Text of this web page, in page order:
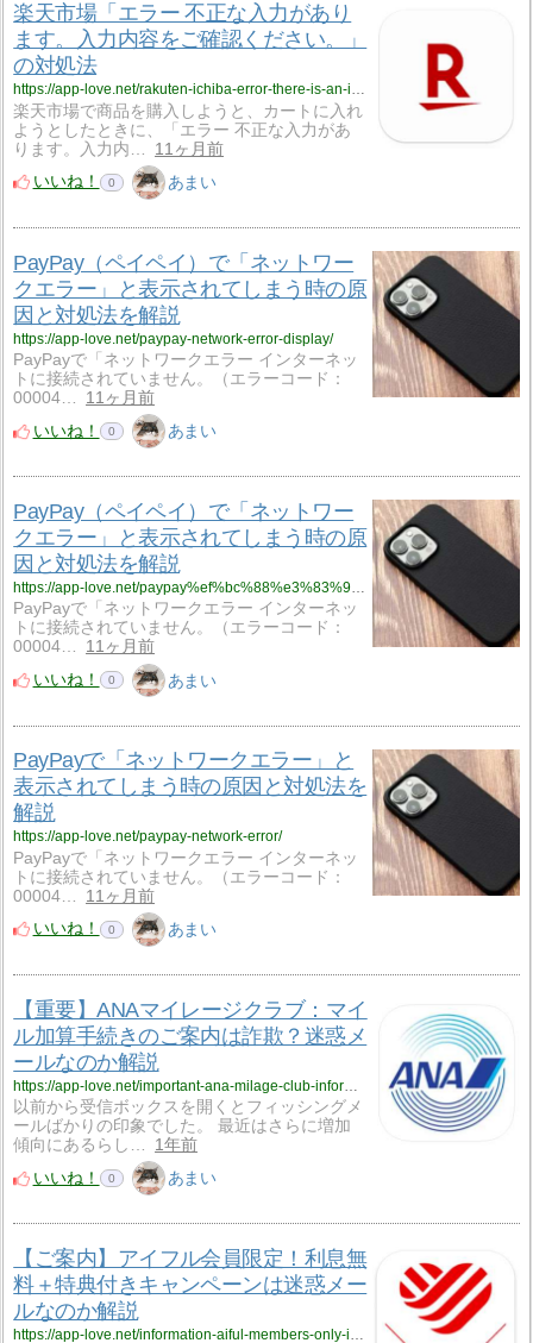
楽天市場「エラー 不正な入力があり
ます。入力内容をご確認ください。」
の対処法
https://app-love.net/rakuten-ichiba-error-there-is-an-invalid-input/
楽天市場で商品を購入しようと、カートに入れ
ようとしたときに、「エラー 不正な入力があ
ります。入力内…
11ヶ月前
いいね！
0 あまい
PayPay（ペイペイ）で「ネットワー
クエラー」と表示されてしまう時の原
因と対処法を解説
https://app-love.net/paypay-network-error-display/
PayPayで「ネットワークエラー インターネッ
トに接続されていません。（エラーコード：
00004…
11ヶ月前
いいね！
0 あまい
PayPay（ペイペイ）で「ネットワー
クエラー」と表示されてしまう時の原
因と対処法を解説
https://app-love.net/paypay%ef%bc%88%e3%83%9a%e3%82%a4%e3%83%9a%e3%82%a4%ef%bc%89%e3%81%a7%e3%80%8c%e3%83%8d%e3%83%83%e3%83%88%e3%83%af%e3%83%bc%e3%82%af%e3%82%a8%e3%83%a9%e3%83%bc%e3%80%8d%e3%81%a8%e8%a1%a8%e7%a4%ba/
PayPayで「ネットワークエラー インターネッ
トに接続されていません。（エラーコード：
00004…
11ヶ月前
いいね！
0 あまい
PayPayで「ネットワークエラー」と
表示されてしまう時の原因と対処法を
解説
https://app-love.net/paypay-network-error/
PayPayで「ネットワークエラー インターネッ
トに接続されていません。（エラーコード：
00004…
11ヶ月前
いいね！
0 あまい
【重要】ANAマイレージクラブ：マイ
ル加算手続きのご案内は詐欺？迷惑メ
ールなのか解説
以前から受信ボックスを開くとフィッシングメ
ールばかりの印象でした。 最近はさらに増加
傾向にあるらし…
1年前
いいね！
0 あまい
【ご案内】アイフル会員限定！利息無
料＋特典付きキャンペーンは迷惑メー
ルなのか解説
https://app-love.net/information-aiful-members-only-interest-free-and-special-offers-campaign/